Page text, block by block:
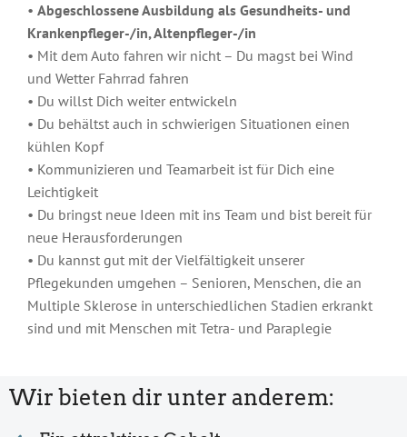
• Abgeschlossene Ausbildung als Gesundheits- und
Krankenpfleger-/in, Altenpfleger-/in
• Mit dem Auto fahren wir nicht – Du magst bei Wind
und Wetter Fahrrad fahren
• Du willst Dich weiter entwickeln
• Du behältst auch in schwierigen Situationen einen
kühlen Kopf
• Kommunizieren und Teamarbeit ist für Dich eine
Leichtigkeit
• Du bringst neue Ideen mit ins Team und bist bereit für
neue Herausforderungen
• Du kannst gut mit der Vielfältigkeit unserer
Pflegekunden umgehen – Senioren, Menschen, die an
Multiple Sklerose in unterschiedlichen Stadien erkrankt
sind und mit Menschen mit Tetra- und Paraplegie
Wir bieten dir unter anderem: